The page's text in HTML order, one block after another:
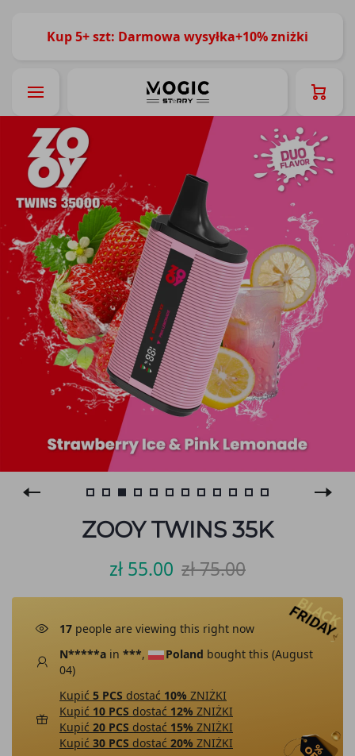
Kup 5+ szt: Darmowa wysyłka+10% zniżki
ZOOY TWINS 35K
zł 55.00 zł 75.00
13 people are viewing this right now
N*****a in ***, Poland bought this (August
04)
Kupić 5 PCS dostać 10% ZNIŻKI
Kupić 10 PCS dostać 12% ZNIŻKI
Kupić 20 PCS dostać 15% ZNIŻKI
Kupić 30 PCS dostać 20% ZNIŻKI